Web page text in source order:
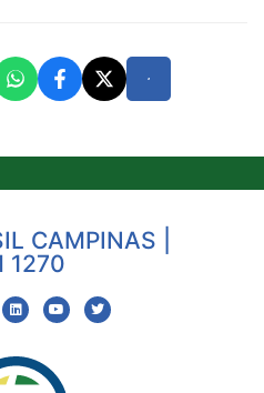
CAMPINAS |
1270